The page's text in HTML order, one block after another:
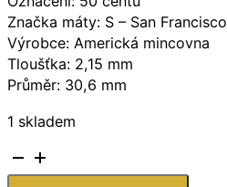
Značka máty: S – San Francisco
Výrobce: Americká mincovna
Tloušťka: 2,15 mm
Průměr: 30,6 mm
1 skladem
2008-
S